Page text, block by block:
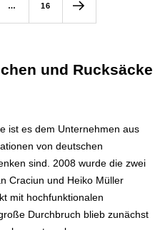
… 16
und Rucksäcke
ist es dem Unternehmen aus
von deutschen
sind. 2008 wurde die zwei
Craciun und Heiko Müller
mit hochfunktionalen
Durchbruch blieb zunächst